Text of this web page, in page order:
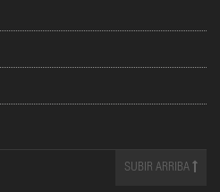
SUBIR ARRIBA